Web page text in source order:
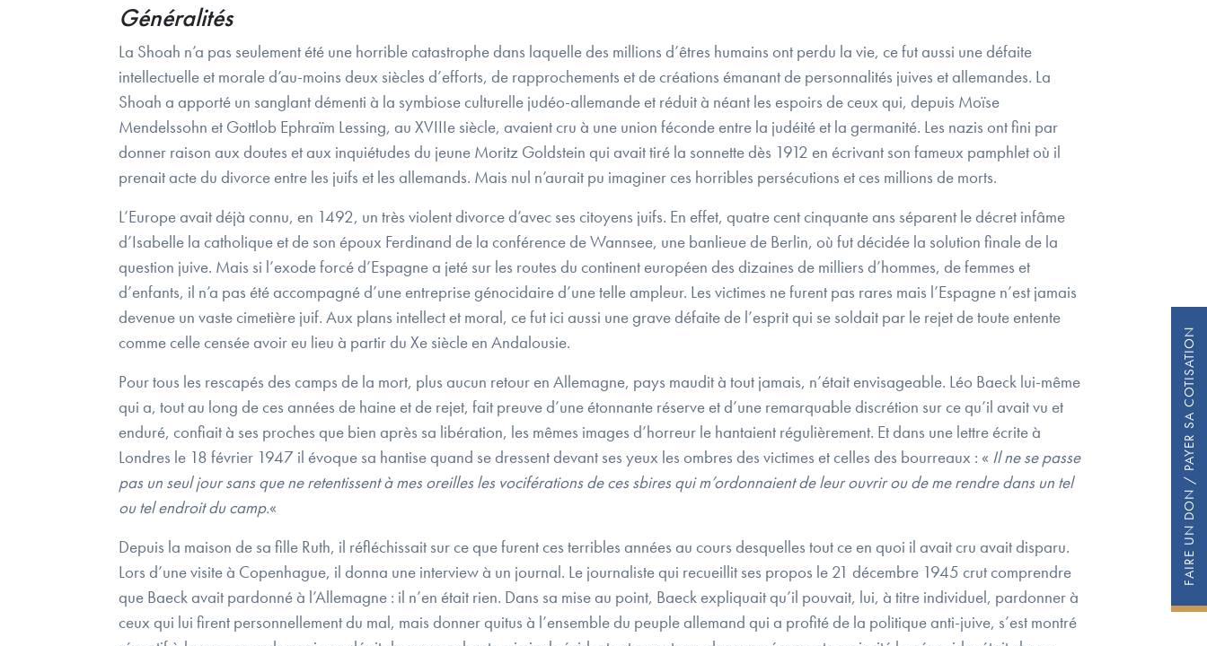
FAIRE UN DON / PAYER SA COTISATION
Généralités
La Shoah n’a pas seulement été une horrible catastrophe dans laquelle des millions d’êtres humains ont perdu la vie, ce fut aussi une défaite
intellectuelle et morale d’au-moins deux siècles d’efforts, de rapprochements et de créations émanant de personnalités juives et allemandes. La
Shoah a apporté un sanglant démenti à la symbiose culturelle judéo-allemande et réduit à néant les espoirs de ceux qui, depuis Moïse
Mendelssohn et Gottlob Ephraïm Lessing, au XVIIIe siècle, avaient cru à une union féconde entre la judéité et la germanité. Les nazis ont fini par
donner raison aux doutes et aux inquiétudes du jeune Moritz Goldstein qui avait tiré la sonnette dès 1912 en écrivant son fameux pamphlet où il
prenait acte du divorce entre les juifs et les allemands. Mais nul n’aurait pu imaginer ces horribles persécutions et ces millions de morts.
L’Europe avait déjà connu, en 1492, un très violent divorce d’avec ses citoyens juifs. En effet, quatre cent cinquante ans séparent le décret infâme
d’Isabelle la catholique et de son époux Ferdinand de la conférence de Wannsee, une banlieue de Berlin, où fut décidée la solution finale de la
question juive. Mais si l’exode forcé d’Espagne a jeté sur les routes du continent européen des dizaines de milliers d’hommes, de femmes et
d’enfants, il n’a pas été accompagné d’une entreprise génocidaire d’une telle ampleur. Les victimes ne furent pas rares mais l’Espagne n’est jamais
devenue un vaste cimetière juif. Aux plans intellect et moral, ce fut ici aussi une grave défaite de l’esprit qui se soldait par le rejet de toute entente
comme celle censée avoir eu lieu à partir du Xe siècle en Andalousie.
Pour tous les rescapés des camps de la mort, plus aucun retour en Allemagne, pays maudit à tout jamais, n’était envisageable. Léo Baeck lui-même
qui a, tout au long de ces années de haine et de rejet, fait preuve d’une étonnante réserve et d’une remarquable discrétion sur ce qu’il avait vu et
enduré, confiait à ses proches que bien après sa libération, les mêmes images d’horreur le hantaient régulièrement. Et dans une lettre écrite à
Londres le 18 février 1947 il évoque sa hantise quand se dressent devant ses yeux les ombres des victimes et celles des bourreaux : « Il ne se passe
pas un seul jour sans que ne retentissent à mes oreilles les vociférations de ces sbires qui m’ordonnaient de leur ouvrir ou de me rendre dans un tel
ou tel endroit du camp.«
Depuis la maison de sa fille Ruth, il réfléchissait sur ce que furent ces terribles années au cours desquelles tout ce en quoi il avait cru avait disparu.
Lors d’une visite à Copenhague, il donna une interview à un journal. Le journaliste qui recueillit ses propos le 21 décembre 1945 crut comprendre
que Baeck avait pardonné à l’Allemagne : il n’en était rien. Dans sa mise au point, Baeck expliquait qu’il pouvait, lui, à titre individuel, pardonner à
ceux qui lui firent personnellement du mal, mais donner quitus à l’ensemble du peuple allemand qui a profité de la politique anti-juive, s’est montré